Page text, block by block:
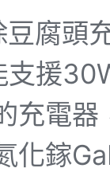
腐頭
援
充電
化鎵